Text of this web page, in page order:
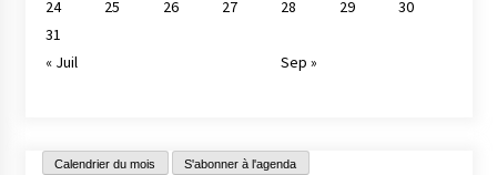
24
25 26 27 28 29
30
31
« Juil
Sep »
Calendrier du mois S'abonner à l'agenda